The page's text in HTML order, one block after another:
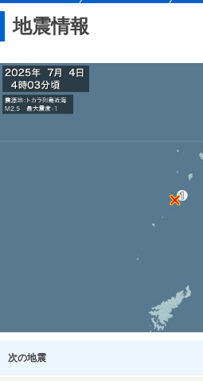
地震情報
次の地震